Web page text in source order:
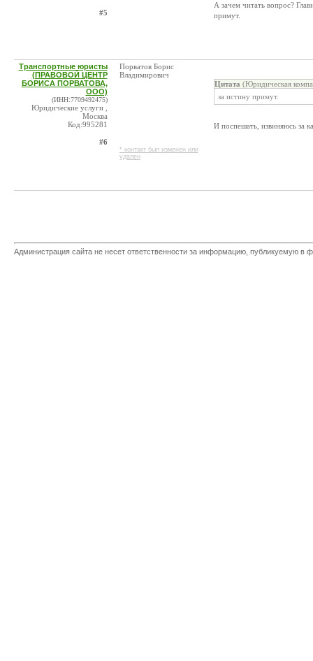
#5
А зачем читать вопрос?
примут.
Транспортные юристы
(ПРАВОВОЙ ЦЕНТР
БОРИСА ПОРВАТОВА,
ООО)
(ИНН:7709492475)
Юридические услуги ,
Москва
Код:995281
#6
Порватов Борис
Владимирович
* контакт был изменен или
удален
Цитата (Юридическая
за истину примут.
И поспешать, извиняюсь за
Администрация сайта не несет ответственности за информацию, публикуемую